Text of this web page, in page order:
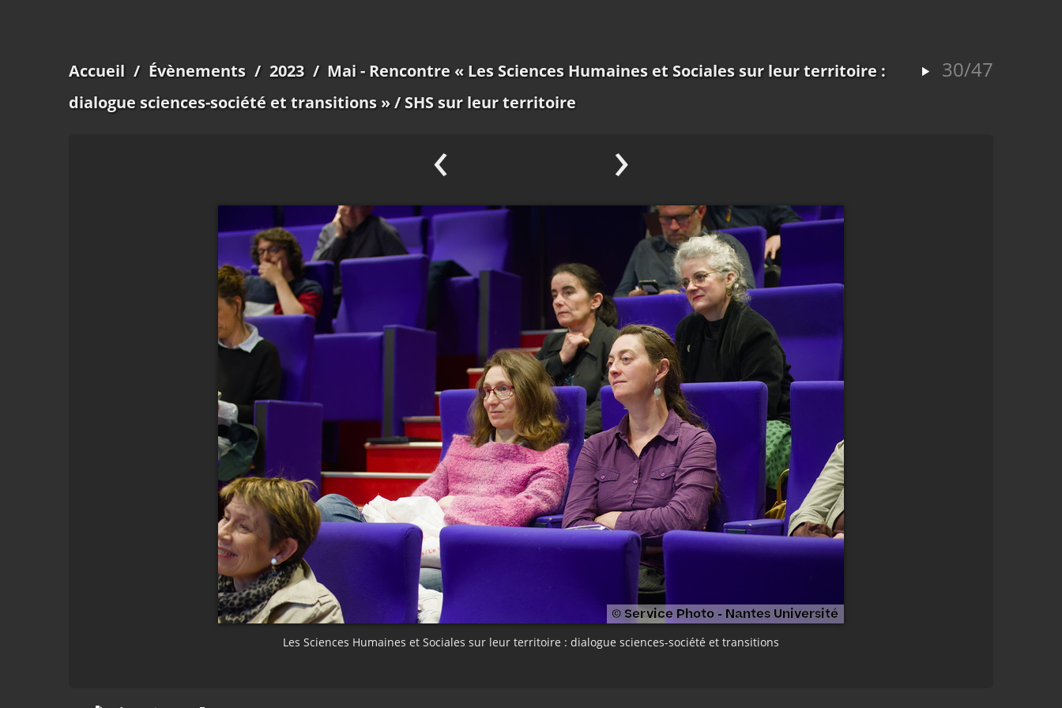
30/47
Accueil / Évènements / 2023 / Mai - Rencontre « Les Sciences Humaines et Sociales sur leur territoire :
dialogue sciences-société et transitions »/ SHS sur leur territoire
‹ ›
Les Sciences Humaines et Sociales sur leur territoire : dialogue sciences-société et transitions